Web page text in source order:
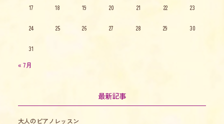
17 18 19 20 21 22 23
24 25 26 27 28 29 30
31
« 7月
最新記事
大人のピアノレッスン